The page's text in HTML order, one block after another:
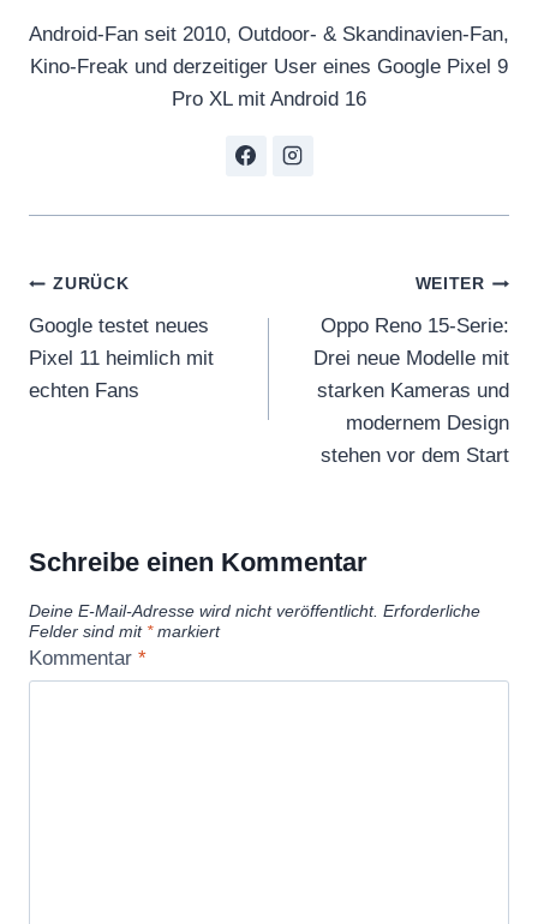
Android-Fan seit 2010, Outdoor- & Skandinavien-Fan,
Kino-Freak und derzeitiger User eines Google Pixel 9
Pro XL mit Android 16
Beitragsnavigation
ZURÜCK
Google testet neues
Pixel 11 heimlich mit
echten Fans
WEITER
Oppo Reno 15-Serie:
Drei neue Modelle mit
starken Kameras und
modernem Design
stehen vor dem Start
Schreibe einen Kommentar
Deine E-Mail-Adresse wird nicht veröffentlicht. Erforderliche
Felder sind mit *markiert
Kommentar *